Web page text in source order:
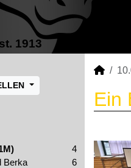
1913
4
Berka
6
Ein